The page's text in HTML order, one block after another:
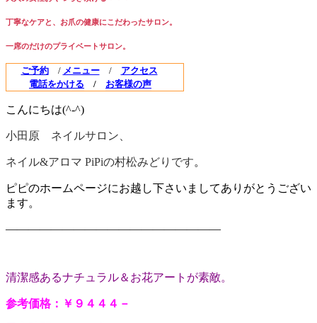
丁寧なケアと、お爪の健康にこだわったサロン。
一席のだけのプライベートサロン。
ご予約/ メニュー/ アクセス
電話をかける / お客様の声
こんにちは(^-^)
小田原 ネイルサロン、
ネイル&アロマ PiPiの村松みどりです。
ピピのホームページにお越し下さいましてありがとうござい
ます。
———————————————————
清潔感あるナチュラル＆お花アートが素敵。
参考価格：￥９４４４－